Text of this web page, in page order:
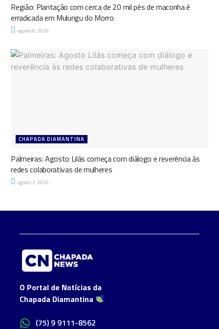
Região: Plantação com cerca de 20 mil pés de maconha é
erradicada em Mulungu do Morro
agosto 8, 2026
CHAPADA DIAMANTINA
Palmeiras: Agosto Lilás começa com diálogo e reverência às
redes colaborativas de mulheres
agosto 7, 2026
O Portal de Notícias da
Chapada Diamantina
(75) 9 9111-8562